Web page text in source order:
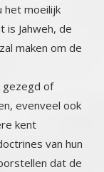
gezegd of
ook
kent
van hun
dat de
is de